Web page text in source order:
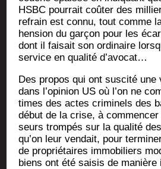
HSBC pour­rait coû­ter des
refrain est connu, tout comme
hen­sion du gar­çon pour les
dont il fai­sait son ordi­naire
ser­vice en qua­li­té d’avocat…
Des pro­pos qui ont sus­ci­té une
dans l’opinion US où l’on ne
times des actes cri­mi­nels des
début de la crise, à
seurs trom­pés sur la qua­li­té
qu’on leur ven­dait, pour
de pro­prié­taires immo­bi­liers
biens ont été sai­sis de manière